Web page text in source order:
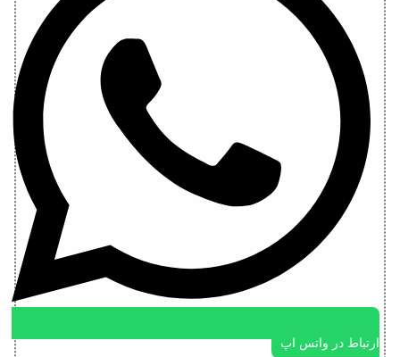
ارتباط در واتس اپ